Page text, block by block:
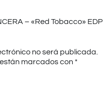
– «Red Tobacco» EDP
no será publicada.
marcados con *